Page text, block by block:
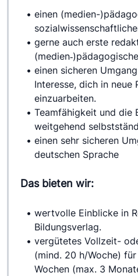
einen (medien-
gerne auch erste
einen sicheren
Interesse, dich in neue
einzuarbeiten.
Teamfähigkeit und die
weitgehend
einen sehr sicheren
deutschen Sprache
Das bieten wir:
wertvolle Einblicke in
Bildungsverlag.
vergütetes Vollzeit-
(mind. 20 h/Woche)
Wochen (max. 3